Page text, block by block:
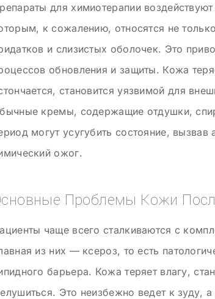
для химиотерапии
к сожалению, относятся не
и слизистых оболочек. Это
обновления и защиты. Кожа
становится уязвимой для
кремы, содержащие отдушки,
могут усугубить состояние,
ожог.
Проблемы Кожи
чаще всего сталкиваются с
из них — ксероз, то есть
барьера. Кожа теряет влагу,
Это неизбежно ведет к зуду,